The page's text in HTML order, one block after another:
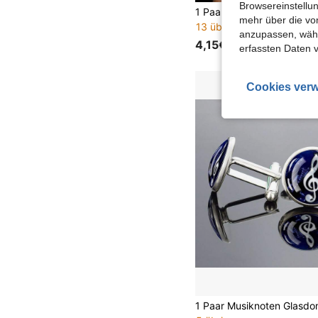
13 übrig
4,15€
mehr über die
anzupassen,
erfassten Daten
Cookies